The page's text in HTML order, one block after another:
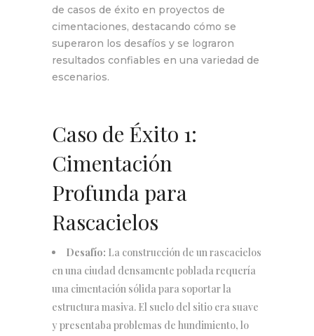
de casos de éxito en proyectos de
cimentaciones, destacando cómo se
superaron los desafíos y se lograron
resultados confiables en una variedad de
escenarios.
Caso de Éxito 1:
Cimentación
Profunda para
Rascacielos
Desafío: La construcción de un rascacielos
en una ciudad densamente poblada requería
una cimentación sólida para soportar la
estructura masiva. El suelo del sitio era suave
y presentaba problemas de hundimiento, lo